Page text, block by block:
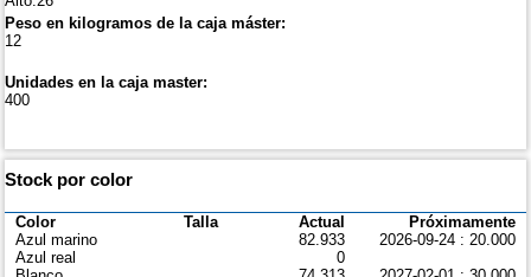
Peso en kilogramos de la caja máster:
12
Unidades en la caja master:
400
Stock por color
Color Talla Actual
Próximamente
Azul marino
82.933
2026-09-24 : 20.000
Azul real
0